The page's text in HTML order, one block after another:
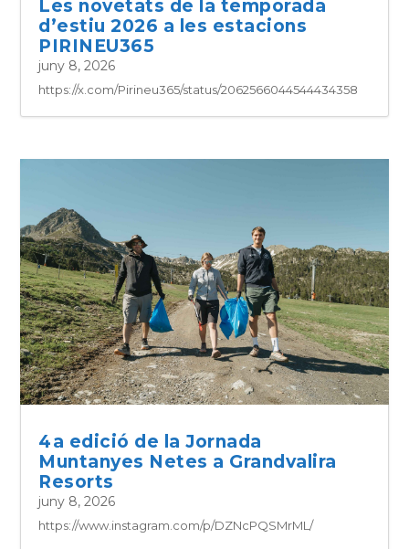
Les novetats de la temporada
d’estiu 2026 a les estacions
PIRINEU365
juny 8, 2026
https://x.com/Pirineu365/status/2062566044544434358
4a edició de la Jornada
Muntanyes Netes a Grandvalira
Resorts
juny 8, 2026
https://www.instagram.com/p/DZNcPQSMrML/